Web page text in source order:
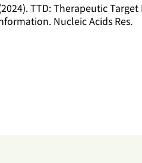
TTD: Therapeutic
Nucleic Acids Res.